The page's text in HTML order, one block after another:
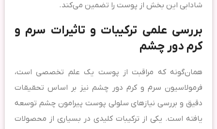
شادابی این بخش از پوست را تضمین می‌کند.
بررسی علمی ترکیبات و تاثیرات سرم و
کرم دور چشم
همان‌گونه که مراقبت از پوست یک علم تخصصی است،
فرمولاسیون سرم و کرم دور چشم نیز بر اساس تحقیقات
دقیق و بررسی نیازهای سلولی پوست پیرامون چشم توسعه
یافته است. یکی از ترکیبات کلیدی در بسیاری از محصولات